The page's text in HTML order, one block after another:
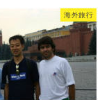
海外旅行